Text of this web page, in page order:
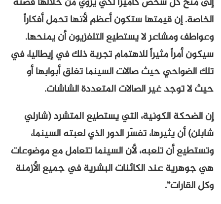
الخاصة. إن قيمتها ستكون أعظم لأنها تحمل أفكاراً
وعواطف ومشاعر لا يستطيع التلفزيون أن يمنحها.
سيكون أمراً مثيراً للاهتمام تجربة ذلك في إيطاليا، في
تلك الضواحي حيث صالات السينما تغلق أبوابها أو
حيث لا توجد غير الصالات المتعددة الشاشات.
إن الضحكة الكونية، التي يستطيع المتشرد (شارلي
شابلن) أن يثيرها، تفسّر الدور الذي لعبته السينما،
وتستطيع أن تلعبه، لأن السينما تتعامل مع موضوعات
هي جوهرية عند الكائنات البشرية في جميع الأزمنة
وكل القارات”.